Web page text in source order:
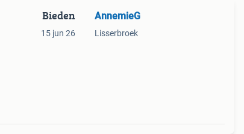
Bieden
15 jun 26
AnnemieG
Lisserbroek